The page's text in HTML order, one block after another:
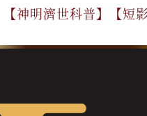
【神明濟世科普】【短